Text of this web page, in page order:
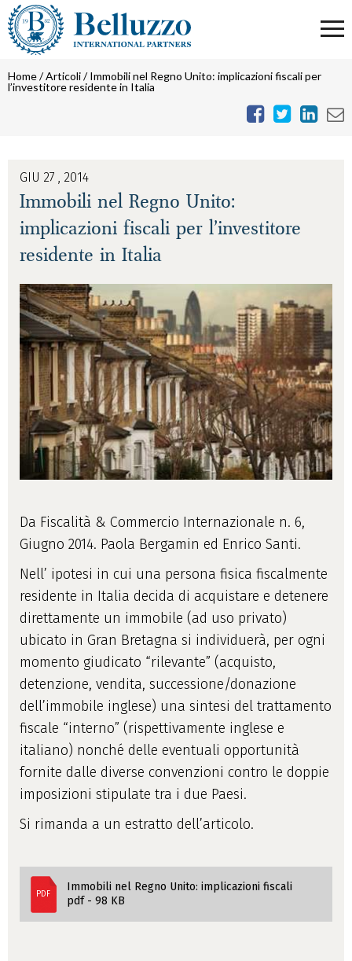
Home/Articoli/Immobili nel Regno Unito: implicazioni fiscali per
l’investitore residente in Italia
GIU 27 , 2014
Immobili nel Regno Unito:
implicazioni fiscali per l’investitore
residente in Italia
Da Fiscalità & Commercio Internazionale n. 6,
Giugno 2014. Paola Bergamin ed Enrico Santi.
Nell’ ipotesi in cui una persona fisica fiscalmente
residente in Italia decida di acquistare e detenere
direttamente un immobile (ad uso privato)
ubicato in Gran Bretagna si individuerà, per ogni
momento giudicato “rilevante” (acquisto,
detenzione, vendita, successione/donazione
dell’immobile inglese) una sintesi del trattamento
fiscale “interno” (rispettivamente inglese e
italiano) nonché delle eventuali opportunità
fornite dalle diverse convenzioni contro le doppie
imposizioni stipulate tra i due Paesi.
Si rimanda a un estratto dell’articolo.
PDF
Immobili nel Regno Unito: implicazioni fiscali
pdf - 98 KB